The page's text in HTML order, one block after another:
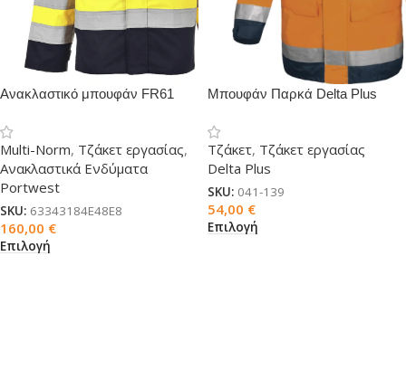
Ανακλαστικό μπουφάν FR61
Multi-Norm, Τζάκετ εργασίας,
Ανακλαστικά Ενδύματα
Portwest
SKU: 63343184E48E8
160,00 €
Επιλογή
Μπουφάν Παρκά Delta Plus
Τζάκετ, Τζάκετ εργασίας
Delta Plus
SKU: 041-139
54,00 €
Επιλογή